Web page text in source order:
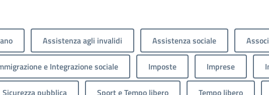
Assistenza agli invalidi Assistenza sociale
e Integrazione sociale Imposte Imprese